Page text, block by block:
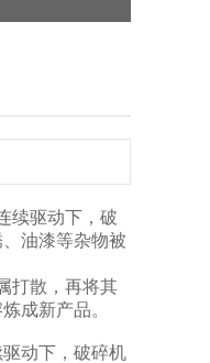
续驱动下，破
油漆等杂物被
打散，再将其
成新产品。
动下，破碎机